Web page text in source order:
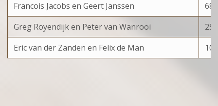
Francois Jacobs en Geert Janssen
Greg Royendijk en Peter van Wanrooi
25
Eric van der Zanden en Felix de Man
100